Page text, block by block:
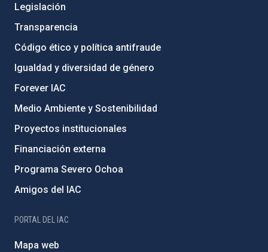
Legislación
Transparencia
Código ético y política antifraude
Igualdad y diversidad de género
Forever IAC
Medio Ambiente y Sostenibilidad
Proyectos institucionales
Financiación externa
Programa Severo Ochoa
Amigos del IAC
PORTAL DEL IAC
Mapa web